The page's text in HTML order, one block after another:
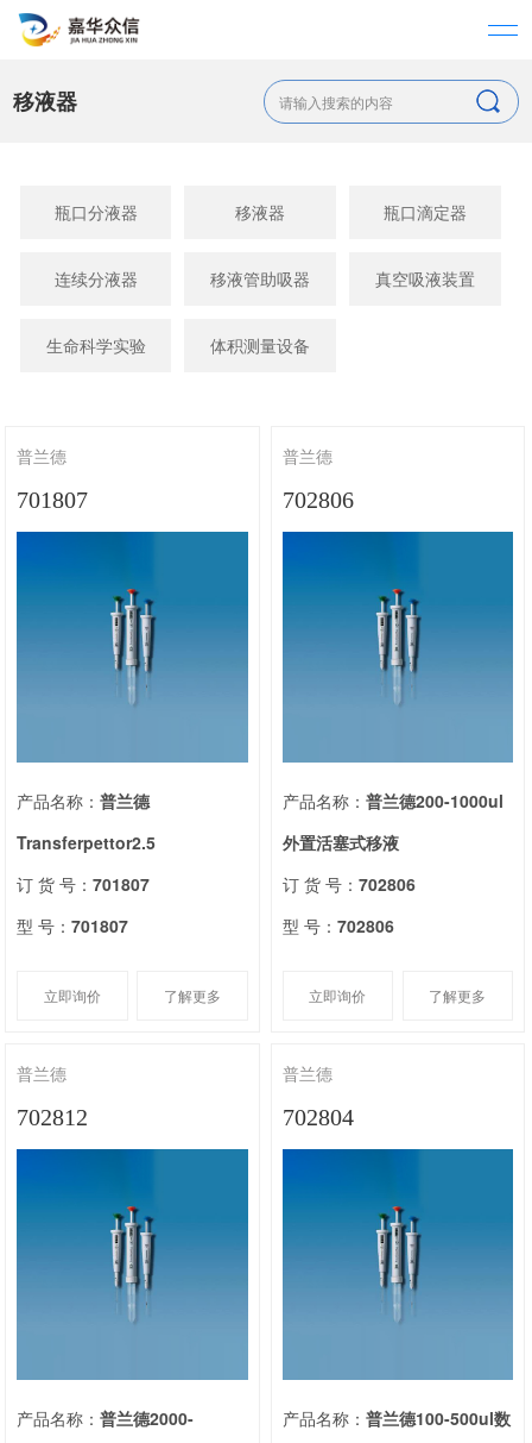
移液器
瓶口分液器 移液器 瓶口滴定器
连续分液器 移液管助吸器 真空吸液装置
生命科学实验 体积测量设备
普兰德
701807
产品名称：普兰德
Transferpettor2.5
订 货 号：701807
型 号：701807
立即询价 了解更多
普兰德
702806
产品名称： 普兰德200-1000ul
外置活塞式移液
订 货 号： 702806
型 号： 702806
立即询价 了解更多
普兰德
702812
产品名称：普兰德2000-
普兰德
702804
产品名称： 普兰德100-500ul数